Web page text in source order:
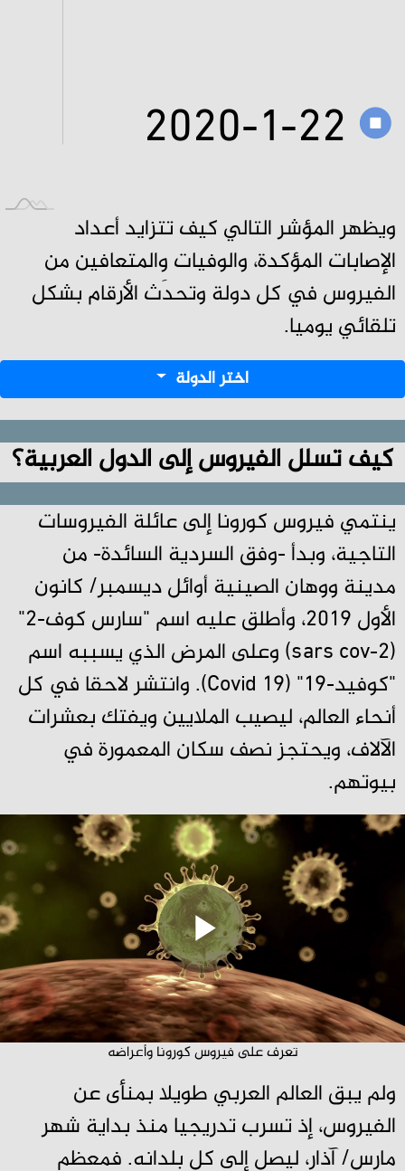
2020-1-22
ويظهر المؤشر التالي كيف تتزايد أعداد
الإصابات المؤكدة، والوفيات والمتعافين من
الفيروس في كل دولة وتحدَث الأرقام بشكل
تلقائي يوميا.
اختر الدولة
كيف تسلل الفيروس إلى الدول العربية؟
ينتمي فيروس كورونا إلى عائلة الفيروسات
التاجية، وبدأ -وفق السردية السائدة- من
مدينة ووهان الصينية أوائل ديسمبر/ كانون
الأول 2019، وأطلق عليه اسم "سارس كوف-2"
(sars cov-2) وعلى المرض الذي يسببه اسم
"كوفيد-19" (Covid 19). وانتشر لاحقا في كل
أنحاء العالم، ليصيب الملايين ويفتك بعشرات
الآلاف، ويحتجز نصف سكان المعمورة في
بيوتهم.
تعرف على فيروس كورونا وأعراضه
ولم يبق العالم العربي طويلا بمنأى عن
الفيروس، إذ تسرب تدريجيا منذ بداية شهر
مارس/ آذار، ليصل إلى كل بلدانه. فمعظم